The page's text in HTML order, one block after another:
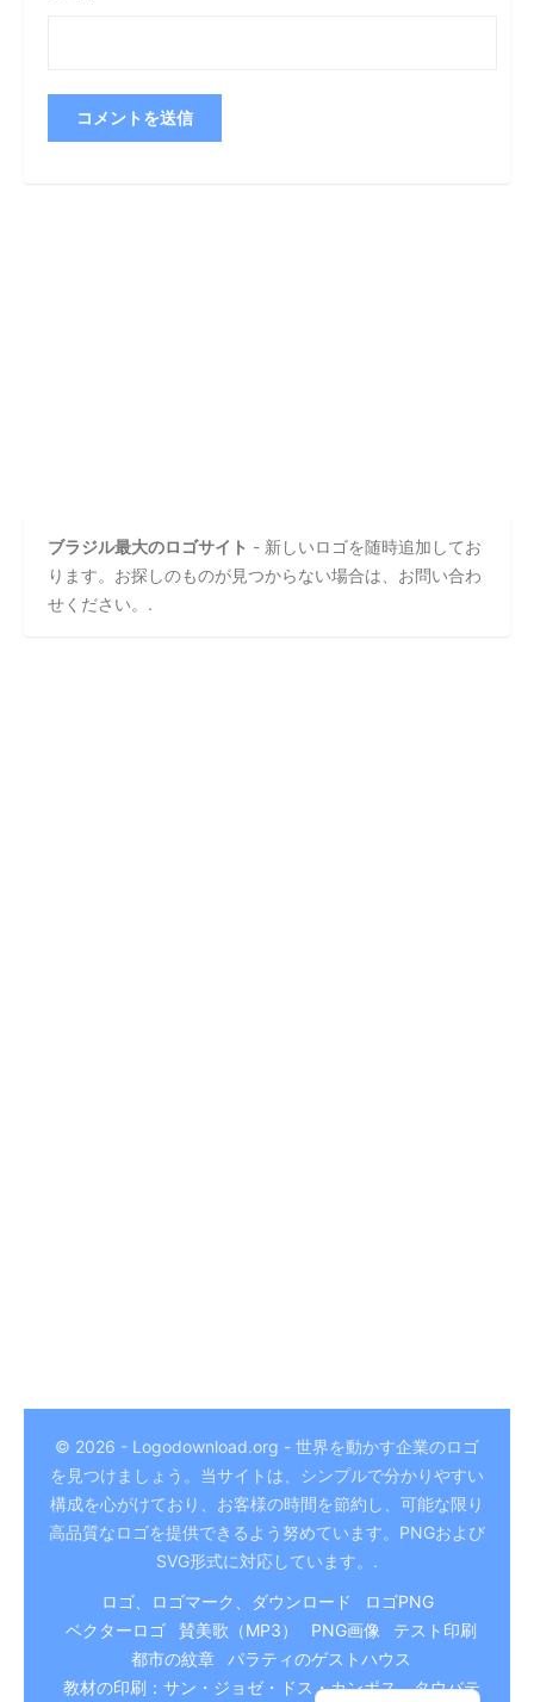
ブラジル最大のロゴサイト - 新しいロゴを随時追加してお
ります。お探しのものが見つからない場合は、お問い合わ
せください。.
© 2026 - Logodownload.org - 世界を動かす企業のロゴ
を見つけましょう。当サイトは、シンプルで分かりやすい
構成を心がけており、お客様の時間を節約し、可能な限り
高品質なロゴを提供できるよう努めています。PNGおよび
SVG形式に対応しています。.
ロゴ、ロゴマーク、ダウンロード
ロゴPNG
ベクターロゴ
賛美歌（MP3） PNG画像
テスト印刷
都市の紋章
パラティのゲストハウス
教材の印刷：サン・ジョゼ・ドス・カンポス、タウバテ
Portuguese
Arabic
Italian
Chinese
Hindi
German